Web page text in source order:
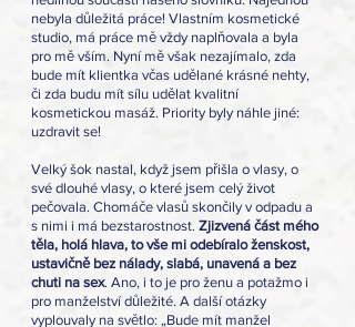
nebyla důležitá práce! Vlastním kosmetické
studio, má práce mě vždy naplňovala a byla
pro mě vším. Nyní mě však nezajímalo, zda
bude mít klientka včas udělané krásné nehty,
či zda budu mít sílu udělat kvalitní
kosmetickou masáž. Priority byly náhle jiné:
uzdravit se!
Velký šok nastal, když jsem přišla o vlasy, o
své dlouhé vlasy, o které jsem celý život
pečovala. Chomáče vlasů skončily v odpadu a
s nimi i má bezstarostnost. Zjizvená část mého
těla, holá hlava, to vše mi odebíralo ženskost,
ustavičně bez nálady, slabá, unavená a bez
chuti na sex. Ano, i to je pro ženu a potažmo i
pro manželství důležité. A další otázky
vyplouvaly na světlo: „Bude mít manžel